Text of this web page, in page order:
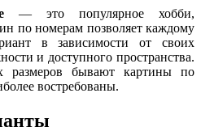
— это популярное хобби,
по номерам позволяет каждому
в зависимости от своих
и доступного пространства.
размеров бывают картины по
востребованы.